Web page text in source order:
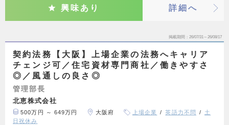
興味あり 詳細へ
掲載期間 26/07/31～26/08/17
契約法務【大阪】上場企業の法務へキャリア
チェンジ可／住宅資材専門商社／働きやすさ
◎／風通しの良さ◎
管理部長
北恵株式会社
500万円 ～ 649万円 大阪府 上場企業 英語力不問
土
日祝休み